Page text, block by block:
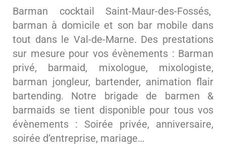
Barman cocktail Saint-Maur-des-Fossés,
barman à domicile et son bar mobile dans
tout dans le Val-de-Marne. Des prestations
sur mesure pour vos évènements : Barman
privé, barmaid, mixologue, mixologiste,
barman jongleur, bartender, animation flair
bartending. Notre brigade de barmen &
barmaids se tient disponible pour tous vos
évènements : Soirée privée, anniversaire,
soirée d’entreprise, mariage…